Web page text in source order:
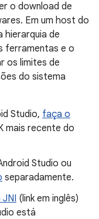
o download de
Em um host do
hierarquia de
ferramentas e o
os limites de
do sistema
Studio, faça o
mais recente do
Studio ou
separadamente.
(link em inglês)
está